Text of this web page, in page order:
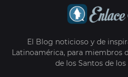
El Blog noticioso y de
Latinoamérica, para miembros
de los Santos de